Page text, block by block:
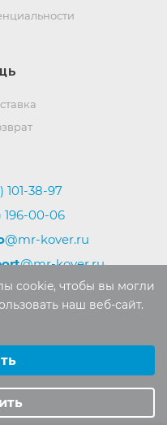
101-38-97
196-00-06
@mr-kover.ru
@mr-kover.ru
разрешения
cookie, чтобы вы могли
наш веб-сайт.